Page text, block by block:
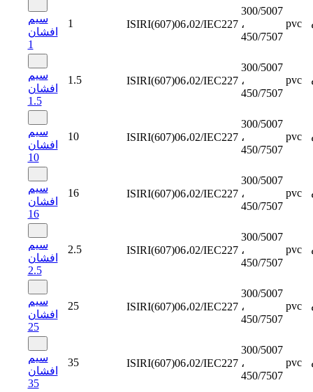
سیم
افشان
1
1 ISIRI(607)06،02/IEC227
300/5007
،
450/7507
pvc
سیم
افشان
1.5
1.5 ISIRI(607)06،02/IEC227
300/5007
،
450/7507
pvc
سیم
افشان
10
10 ISIRI(607)06،02/IEC227
300/5007
،
450/7507
pvc
سیم
افشان
16
16 ISIRI(607)06،02/IEC227
300/5007
،
450/7507
pvc
سیم
افشان
2.5
2.5 ISIRI(607)06،02/IEC227
300/5007
،
450/7507
pvc
سیم
افشان
25
25 ISIRI(607)06،02/IEC227
300/5007
،
450/7507
pvc
سیم
افشان
35
35 ISIRI(607)06،02/IEC227
300/5007
،
450/7507
pvc